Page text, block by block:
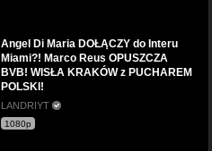
Angel Di Maria DOŁĄCZY do Interu
Miami?! Marco Reus OPUSZCZA
BVB! WISŁA KRAKÓW z PUCHAREM
POLSKI!
LANDRIYT
1080p